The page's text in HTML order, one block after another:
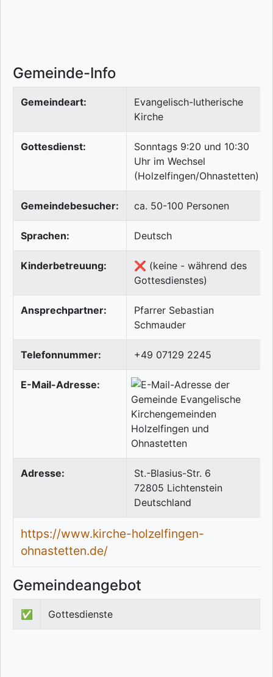
Gemeinde-Info
Gemeindeart:
Evangelisch-lutherische
Kirche
Gottesdienst:
Sonntags 9:20 und 10:30
Uhr im Wechsel
(Holzelfingen/Ohnastetten)
Gemeindebesucher: ca. 50-100 Personen
Sprachen: Deutsch
Kinderbetreuung:
❌ (keine - während des
Gottesdienstes)
Ansprechpartner:
Pfarrer Sebastian
Schmauder
Telefonnummer: +49 07129 2245
E-Mail-Adresse:
Adresse:
St.-Blasius-Str. 6
72805 Lichtenstein
Deutschland
https://www.kirche-holzelfingen-
ohnastetten.de/
Gemeindeangebot
✅ Gottesdienste